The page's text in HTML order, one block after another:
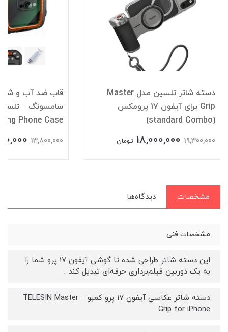
دسته شاتر تلسین مدل Master
Grip برای آیفون 17 پرومکس
(standard Combo)
19,300,000
18,000,000 تومان
قاب ضد آب و
Phone Case
13,800,000
مشخصات دیدگاه‌ها
مشخصات فنی
این دسته شاتر طراحی شده تا گوشی آیفون 17 پرو شما را
به یک دوربین فیلم‌برداری حرفه‌ای تبدیل کند .
دسته شاتر عکاسی آیفون 17 پرو کمبو – TELESIN Master
Grip for iPhone